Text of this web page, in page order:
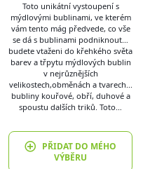
Toto unikátní vystoupení s
mýdlovými bublinami, ve kterém
vám tento mág předvede, co vše
se dá s bublinami podniknout…
budete vtaženi do křehkého světa
barev a třpytu mýdlových bublin
v nejrůznějších
velikostech,obměnách a tvarech...
bubliny kouřové, obří, duhové a
spoustu dalších triků. Toto…
PŘIDAT DO MÉHO
VÝBĚRU